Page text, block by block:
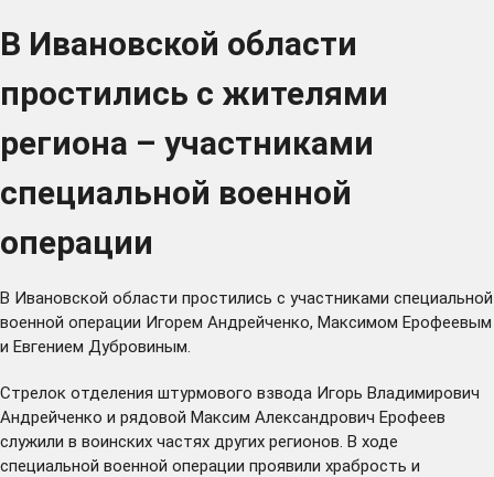
В Ивановской области
простились с жителями
региона – участниками
специальной военной
операции
В Ивановской области простились с участниками специальной
военной операции Игорем Андрейченко, Максимом Ерофеевым
и Евгением Дубровиным.
Стрелок отделения штурмового взвода Игорь Владимирович
Андрейченко и рядовой Максим Александрович Ерофеев
служили в воинских частях других регионов. В ходе
специальной военной операции проявили храбрость и